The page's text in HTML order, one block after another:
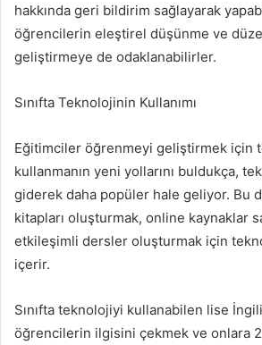
hakkında geri bildirim sağlayarak
öğrencilerin eleştirel düşünme ve
geliştirmeye de odaklanabilirler.
Sınıfta Teknolojinin Kullanımı
Eğitimciler öğrenmeyi geliştirmek için
kullanmanın yeni yollarını buldukça,
giderek daha popüler hale geliyor. Bu
kitapları oluşturmak, online kaynaklar
etkileşimli dersler oluşturmak için
içerir.
Sınıfta teknolojiyi kullanabilen lise
öğrencilerin ilgisini çekmek ve onlara